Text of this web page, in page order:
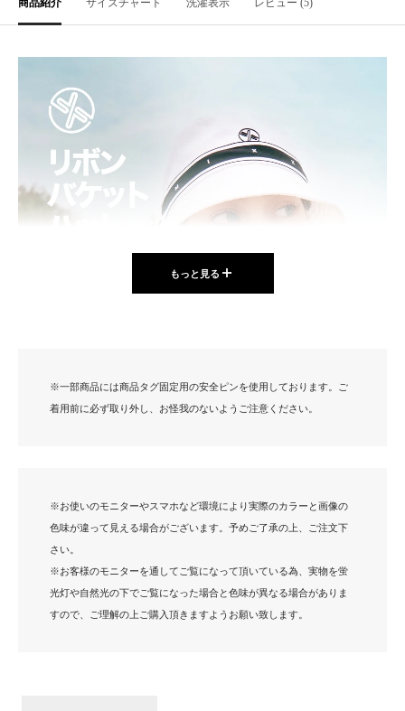
商品紹介 サイズチャート 洗濯表示 レビュー (5)
もっと見る
※一部商品には商品タグ固定用の安全ピンを使用しております。ご
着用前に必ず取り外し、お怪我のないようご注意ください。
※お使いのモニターやスマホなど環境により実際のカラーと画像の
色味が違って見える場合がございます。予めご了承の上、ご注文下
さい。
※お客様のモニターを通してご覧になって頂いている為、実物を蛍
光灯や自然光の下でご覧になった場合と色味が異なる場合がありま
すので、ご理解の上ご購入頂きますようお願い致します。